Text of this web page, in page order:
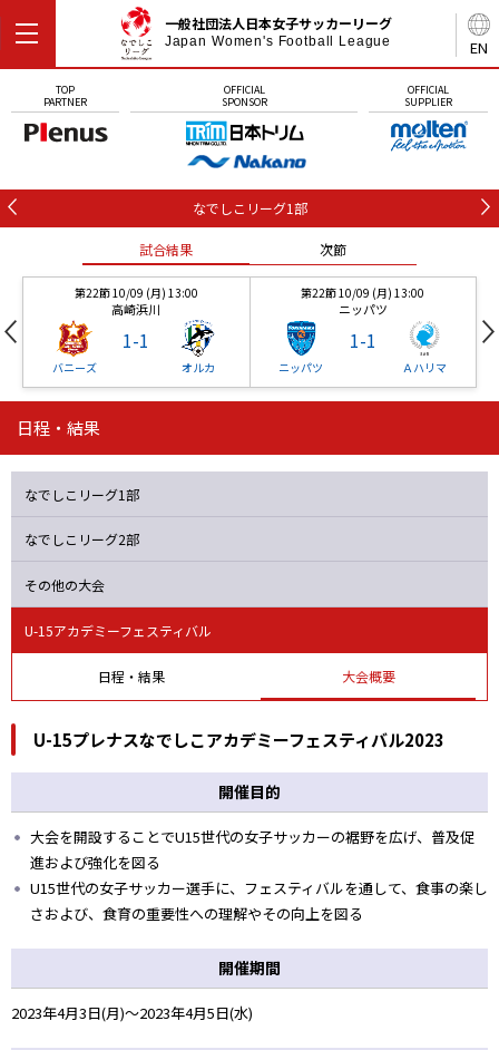
EN
一般社団法人日本女子サッカーリーグ
Japan Women's Football League
TOP
PARTNER
OFFICIAL
SPONSOR
OFFICIAL
SUPPLIER
なでしこリーグ1部
試合結果 次節
第22節 10/09 (月) 13:00
高崎浜川
バニーズ
1-1
オルカ
第22節 10/09 (月) 13:00
ニッパツ
ニッパツ
1-1
Ａハリマ
第22節 10/09 (月) 13:00
高崎浜川
1-
ニッパツ
日程・結果
なでしこリーグ1部
なでしこリーグ2部
その他の大会
U-15アカデミーフェスティバル
日程・結果 大会概要
U-15プレナスなでしこアカデミーフェスティバル2023
開催目的
大会を開設することでU15世代の女子サッカーの裾野を広げ、普及促
進および強化を図る
U15世代の女子サッカー選手に、フェスティバルを通して、食事の楽し
さおよび、食育の重要性への理解やその向上を図る
開催期間
2023年4月3日(月)～2023年4月5日(水)